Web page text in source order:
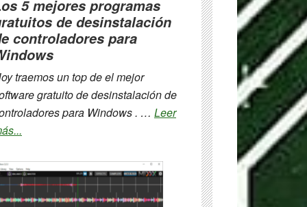
5 mejores programas
de desinstalación
controladores para
traemos un top de el mejor
gratuito de desinstalación de
para Windows . … Leer
5
mejores
programas